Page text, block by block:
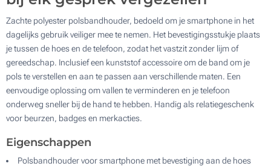
Zachte polyester polsbandhouder, bedoeld om je smartphone in het
dagelijks gebruik veiliger mee te nemen. Het bevestigingsstukje plaats
je tussen de hoes en de telefoon, zodat het vastzit zonder lijm of
gereedschap. Inclusief een kunststof accessoire om de band om je
pols te verstellen en aan te passen aan verschillende maten. Een
eenvoudige oplossing om vallen te verminderen en je telefoon
onderweg sneller bij de hand te hebben. Handig als relatiegeschenk
voor beurzen, badges en merkacties.
Eigenschappen
Polsbandhouder voor smartphone met bevestiging aan de hoes